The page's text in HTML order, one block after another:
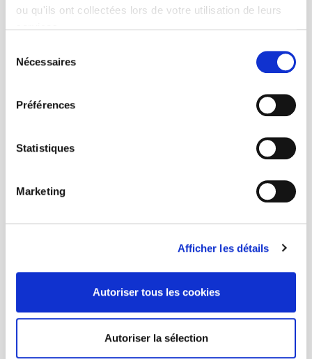
ou qu'ils ont collectées lors de votre utilisation de leurs
Nécessaires
Préférences
Statistiques
Marketing
Afficher les détails
Autoriser tous les cookies
Autoriser la sélection
SCIENCES PO UNIVERSITY PRESS has a threefold role: to publish
original research, to edit reference works for student use, and to
FOREIGN RIGHTS
CONDITIONS OF SALE
La France et l'Union européenne
4 sept. 2026